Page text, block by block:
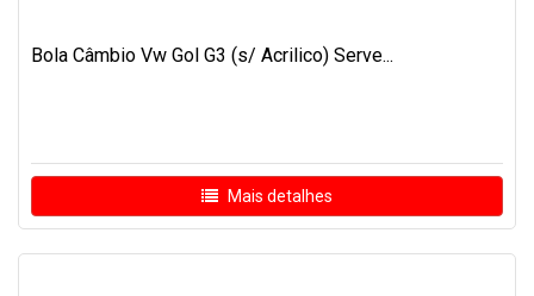
Bola Câmbio Vw Gol G3 (s/ Acrilico) Serve...
Mais detalhes